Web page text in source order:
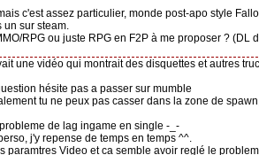
c'est assez particulier, monde post-apo style
un sur steam.
RPG ou juste RPG en F2P à me proposer ? (DL
une vidéo qui montrait des disquettes et autres
hésite pas a passer sur mumble
tu ne peux pas casser dans la zone de
de lag ingame en single -_-
j'y repense de temps en temps ^^.
paramtres Video et ca semble avoir reglé le